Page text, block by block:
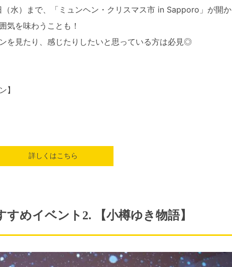
水）まで、「ミュンヘン・クリスマス市 in Sapporo」が開か
気を味わうことも！
を見たり、感じたりしたいと思っている方は必見◎
】
詳しくはこちら
めイベント2. 【小樽ゆき物語】